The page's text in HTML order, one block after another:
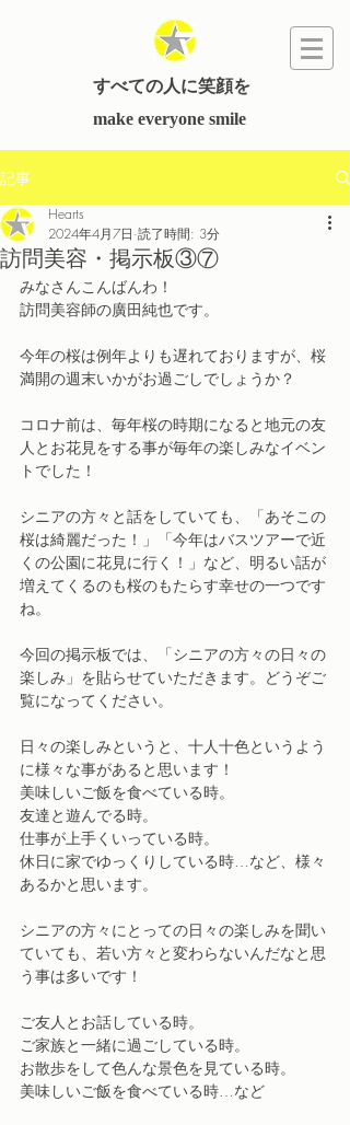
すべての人に笑顔を
​make everyone smile
記事
訪問美容・掲示板③⑦
Hearts
2024年4月7日 読了時間: 3分
みなさんこんばんわ！
訪問美容師の廣田純也です。
今年の桜は例年よりも遅れておりますが、桜
満開の週末いかがお過ごしでしょうか？
コロナ前は、毎年桜の時期になると地元の友
人とお花見をする事が毎年の楽しみなイベン
トでした！
シニアの方々と話をしていても、「あそこの
桜は綺麗だった！」「今年はバスツアーで近
くの公園に花見に行く！」など、明るい話が
増えてくるのも桜のもたらす幸せの一つです
ね。
今回の掲示板では、「シニアの方々の日々の
楽しみ」を貼らせていただきます。どうぞご
覧になってください。
日々の楽しみというと、十人十色というよう
に様々な事があると思います！
美味しいご飯を食べている時。
友達と遊んでる時。
仕事が上手くいっている時。
休日に家でゆっくりしている時…など、様々
あるかと思います。
シニアの方々にとっての日々の楽しみを聞い
ていても、若い方々と変わらないんだなと思
う事は多いです！
ご友人とお話している時。
ご家族と一緒に過ごしている時。
お散歩をして色んな景色を見ている時。
美味しいご飯を食べている時…など